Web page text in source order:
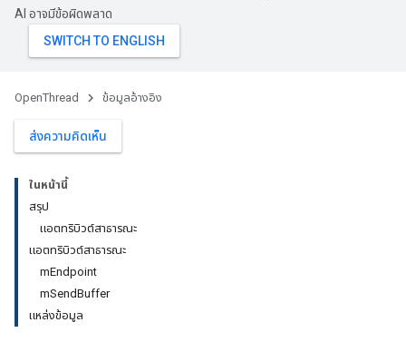
AI อาจมีข้อผิดพลาด
OpenThread ข้อมูลอ้างอิง
ส่งความคิดเห็น
ในหน้านี้
สรุป
แอตทริบิวต์สาธารณะ
แอตทริบิวต์สาธารณะ
mEndpoint
mSendBuffer
แหล่งข้อมูล